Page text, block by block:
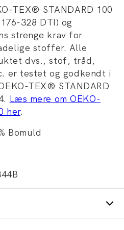
TEX® STANDARD 100
328 DTI) og
strenge krav for
stoffer. Alle
dvs., stof, tråd,
er testet og godkendt i
TEX® STANDARD
Læs mere om OEKO-
her.
Bomuld